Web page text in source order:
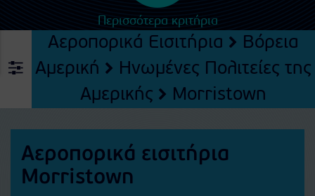
Περισσότερα κριτήρια
Αεροπορικά Εισιτήρια
Βόρεια
Αμερική
Ηνωμένες Πολιτείες της
Αμερικής
Morristown
Αεροπορικά εισιτήρια
Morristown